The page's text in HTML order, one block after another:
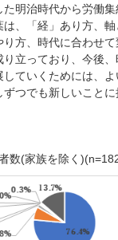
明治時代から労働集
は、「経」あり方、
方、時代に合わせ
り立っており、今後
ていくためには、
つでも新しいこと
数(家族を除く